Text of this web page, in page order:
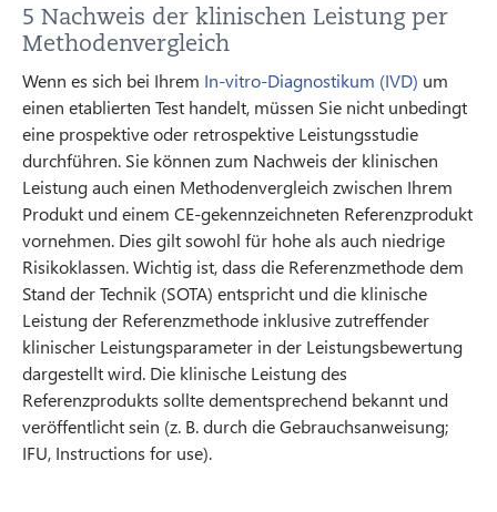
5 Nachweis der klinischen Leistung per
Methodenvergleich
Wenn es sich bei Ihrem In-vitro-Diagnostikum (IVD) um
einen etablierten Test handelt, müssen Sie nicht unbedingt
eine prospektive oder retrospektive Leistungsstudie
durchführen. Sie können zum Nachweis der klinischen
Leistung auch einen Methodenvergleich zwischen Ihrem
Produkt und einem CE-gekennzeichneten Referenzprodukt
vornehmen. Dies gilt sowohl für hohe als auch niedrige
Risikoklassen. Wichtig ist, dass die Referenzmethode dem
Stand der Technik (SOTA) entspricht und die klinische
Leistung der Referenzmethode inklusive zutreffender
klinischer Leistungsparameter in der Leistungsbewertung
dargestellt wird. Die klinische Leistung des
Referenzprodukts sollte dementsprechend bekannt und
veröffentlicht sein (z. B. durch die Gebrauchsanweisung;
IFU, Instructions for use).